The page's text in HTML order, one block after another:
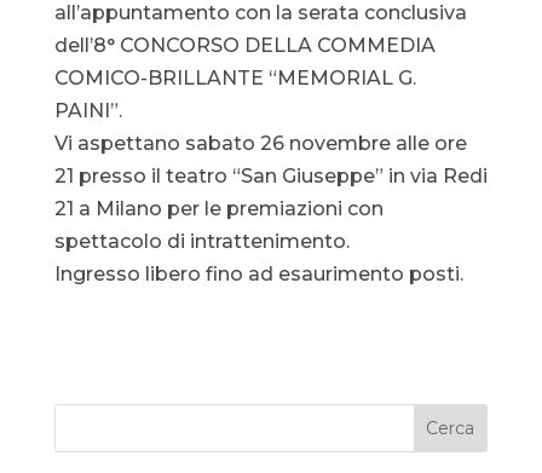
all’appuntamento con la serata conclusiva
dell’8° CONCORSO DELLA COMMEDIA
COMICO-BRILLANTE “MEMORIAL G.
PAINI”.
Vi aspettano sabato 26 novembre alle ore
21 presso il teatro “San Giuseppe” in via Redi
21 a Milano per le premiazioni con
spettacolo di intrattenimento.
Ingresso libero fino ad esaurimento posti.
Cerca